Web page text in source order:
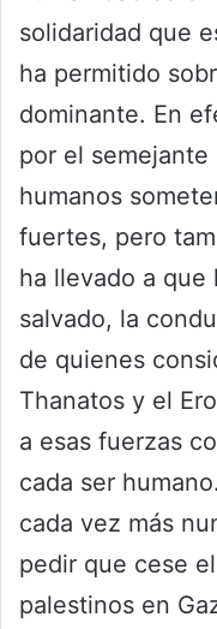
solidaridad que
ha permitido
dominante. En
por el
humanos
fuertes, pero
ha llevado a que
salvado, la
de quienes
Thanatos y el
a esas fuerzas
cada ser
cada vez más
pedir que cese
palestinos en